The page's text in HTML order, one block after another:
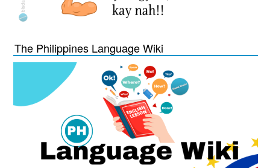
The Philippines Language Wiki